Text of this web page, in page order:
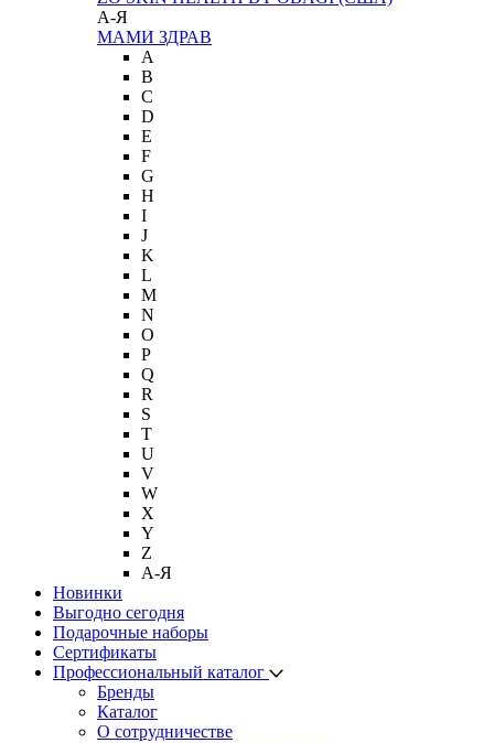
А-Я
МАМИ ЗДРАВ
A
B
C
D
E
F
G
H
I
J
K
L
M
N
O
P
Q
R
S
T
U
V
W
X
Y
Z
А-Я
Новинки
Выгодно сегодня
Подарочные наборы
Сертификаты
Профессиональный каталог
Бренды
Каталог
О сотрудничестве